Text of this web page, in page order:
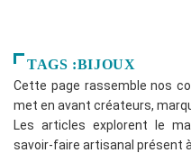
TAGS :BIJOUX
Cette page rassemble nos
met en avant créateurs,
Les articles explorent le
savoir-faire artisanal présent à